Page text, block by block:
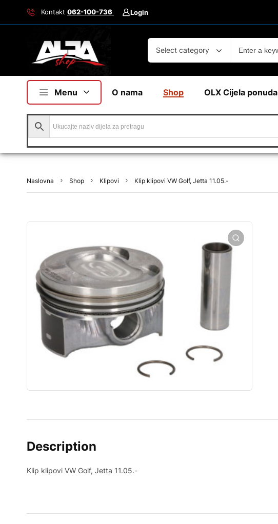
Kontakt 062-100-736 Login
Select category
Menu O nama Shop OLX Cijela ponuda
Naslovna Shop Klipovi Klip klipovi VW Golf, Jetta 11.05.-
Description
Klip klipovi VW Golf, Jetta 11.05.-